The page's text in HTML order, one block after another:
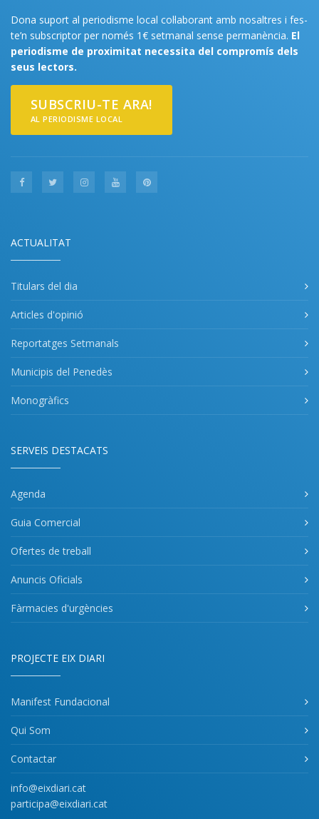
Dona suport al periodisme local col·laborant amb nosaltres i fes-
te’n subscriptor per només 1€ setmanal sense permanència. El
periodisme de proximitat necessita del compromís dels
seus lectors.
SUBSCRIU-TE ARA!
AL PERIODISME LOCAL
ACTUALITAT
Titulars del dia
Articles d'opinió
Reportatges Setmanals
Municipis del Penedès
Monogràfics
SERVEIS DESTACATS
Agenda
Guia Comercial
Ofertes de treball
Anuncis Oficials
Fàrmacies d'urgències
PROJECTE EIX DIARI
Manifest Fundacional
Qui Som
Contactar
info@eixdiari.cat
participa@eixdiari.cat